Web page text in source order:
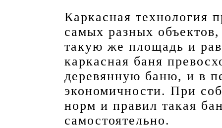
Каркасная технология
самых разных
такую же площадь и
каркасная баня
деревянную баню, и в
экономичности. При
норм и правил такая
самостоятельно.